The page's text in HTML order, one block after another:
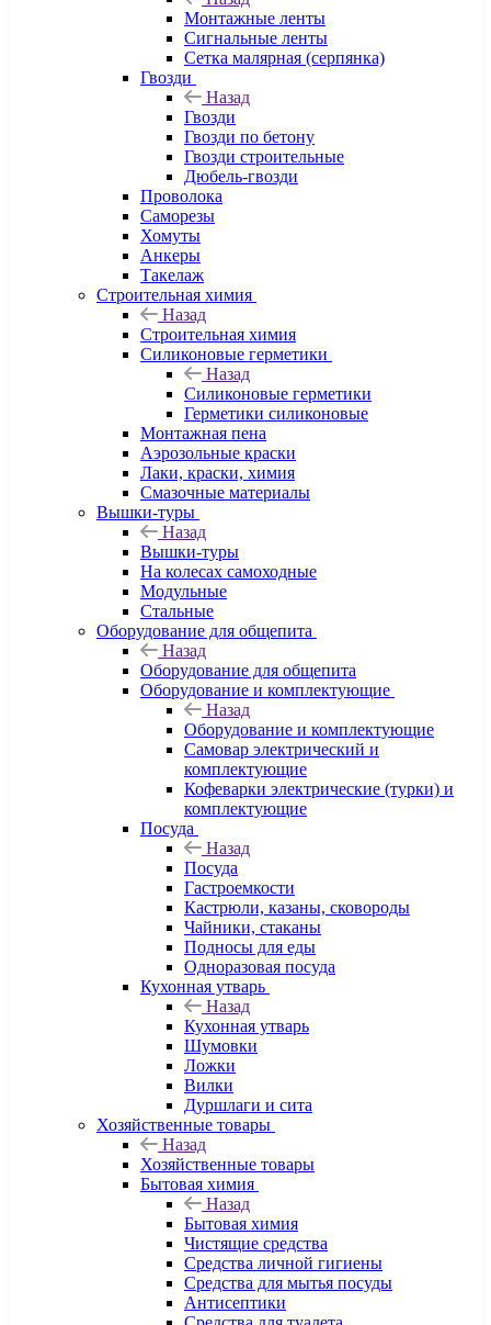
Монтажные ленты
Сигнальные ленты
Сетка малярная (серпянка)
Гвозди
Назад
Гвозди
Гвозди по бетону
Гвозди строительные
Дюбель-гвозди
Проволока
Саморезы
Хомуты
Анкеры
Такелаж
Строительная химия
Назад
Строительная химия
Силиконовые герметики
Назад
Силиконовые герметики
Герметики силиконовые
Монтажная пена
Аэрозольные краски
Лаки, краски, химия
Смазочные материалы
Вышки-туры
Назад
Вышки-туры
На колесах самоходные
Модульные
Стальные
Оборудование для общепита
Назад
Оборудование для общепита
Оборудование и комплектующие
Назад
Оборудование и комплектующие
Самовар электрический и
комплектующие
Кофеварки электрические (турки) и
комплектующие
Посуда
Назад
Посуда
Гастроемкости
Кастрюли, казаны, сковороды
Чайники, стаканы
Подносы для еды
Одноразовая посуда
Кухонная утварь
Назад
Кухонная утварь
Шумовки
Ложки
Вилки
Дуршлаги и сита
Хозяйственные товары
Назад
Хозяйственные товары
Бытовая химия
Назад
Бытовая химия
Чистящие средства
Средства личной гигиены
Средства для мытья посуды
Антисептики